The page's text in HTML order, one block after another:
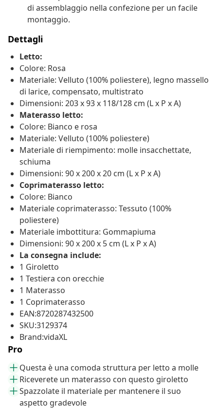
di assemblaggio nella confezione per un facile
montaggio.
Dettagli
Letto:
Colore: Rosa
Materiale: Velluto (100% poliestere), legno massello
di larice, compensato, multistrato
Dimensioni: 203 x 93 x 118/128 cm (L x P x A)
Materasso letto:
Colore: Bianco e rosa
Materiale: Velluto (100% poliestere)
Materiale di riempimento: molle insacchettate,
schiuma
Dimensioni: 90 x 200 x 20 cm (L x P x A)
Coprimaterasso letto:
Colore: Bianco
Materiale coprimaterasso: Tessuto (100%
poliestere)
Materiale imbottitura: Gommapiuma
Dimensioni: 90 x 200 x 5 cm (L x P x A)
La consegna include:
1 Giroletto
1 Testiera con orecchie
1 Materasso
1 Coprimaterasso
EAN:8720287432500
SKU:3129374
Brand:vidaXL
Pro
Questa è una comoda struttura per letto a molle
Riceverete un materasso con questo giroletto
Spazzolate il materiale per mantenere il suo
aspetto gradevole